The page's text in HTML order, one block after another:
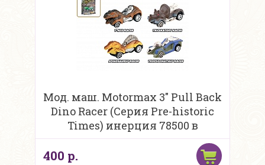
Мод. маш. Motormax 3" Pull Back
Dino Racer (Серия Pre-historic
Times) инерция 78500 в
ассортименте н
400 р.